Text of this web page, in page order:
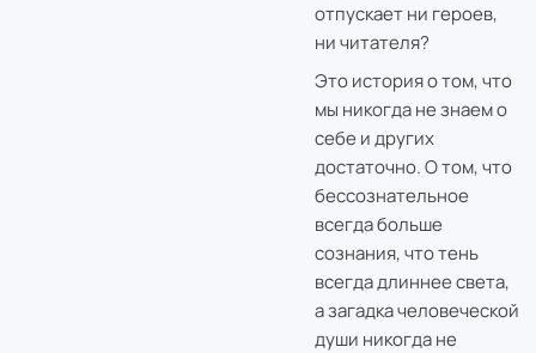
отпускает ни героев,
ни читателя?
Это история о том, что
мы никогда не знаем о
себе и других
достаточно. О том, что
бессознательное
всегда больше
сознания, что тень
всегда длиннее света,
а загадка человеческой
души никогда не